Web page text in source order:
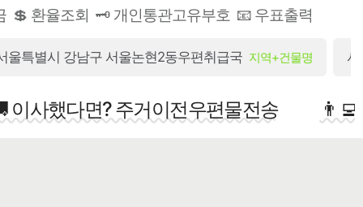
💲 환율조회 🗝️ 개인통관고유부호 📧 우표출력
울특별시 강남구 서울논현2동우편취급국 지역+건물명
이사했다면? 주거이전우편물전송